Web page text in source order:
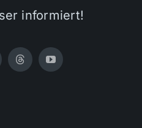
informiert!